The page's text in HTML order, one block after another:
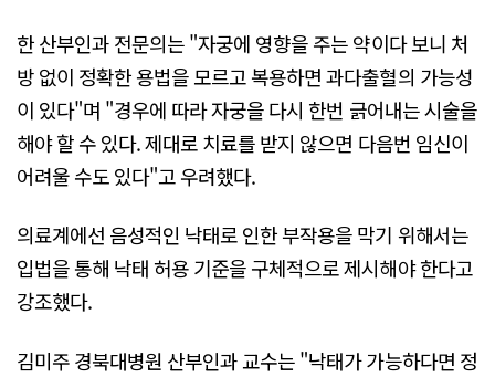
한 산부인과 전문의는 "자궁에 영향을 주는 약이다 보니 처
방 없이 정확한 용법을 모르고 복용하면 과다출혈의 가능성
이 있다"며 "경우에 따라 자궁을 다시 한번 긁어내는 시술을
해야 할 수 있다. 제대로 치료를 받지 않으면 다음번 임신이
어려울 수도 있다"고 우려했다.
의료계에선 음성적인 낙태로 인한 부작용을 막기 위해서는
입법을 통해 낙태 허용 기준을 구체적으로 제시해야 한다고
강조했다.
김미주 경북대병원 산부인과 교수는 "낙태가 가능하다면 정